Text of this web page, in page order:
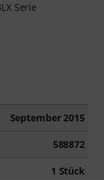
Serie
September 2015
588872
1 Stück